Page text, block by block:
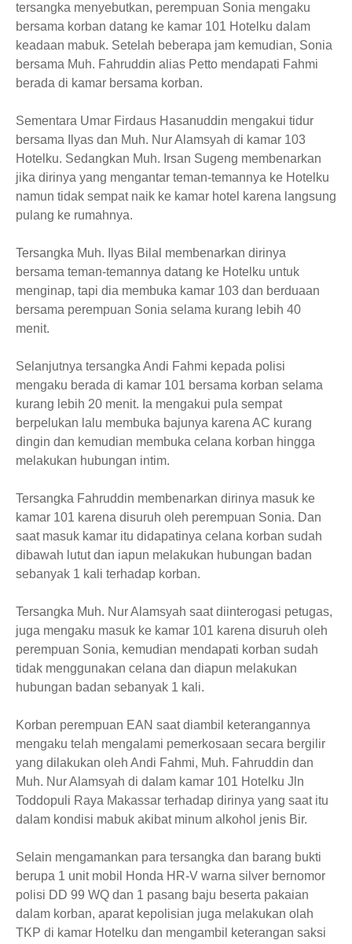
tersangka menyebutkan, perempuan Sonia mengaku
bersama korban datang ke kamar 101 Hotelku dalam
keadaan mabuk. Setelah beberapa jam kemudian, Sonia
bersama Muh. Fahruddin alias Petto mendapati Fahmi
berada di kamar bersama korban.
Sementara Umar Firdaus Hasanuddin mengakui tidur
bersama Ilyas dan Muh. Nur Alamsyah di kamar 103
Hotelku. Sedangkan Muh. Irsan Sugeng membenarkan
jika dirinya yang mengantar teman-temannya ke Hotelku
namun tidak sempat naik ke kamar hotel karena langsung
pulang ke rumahnya.
Tersangka Muh. Ilyas Bilal membenarkan dirinya
bersama teman-temannya datang ke Hotelku untuk
menginap, tapi dia membuka kamar 103 dan berduaan
bersama perempuan Sonia selama kurang lebih 40
menit.
Selanjutnya tersangka Andi Fahmi kepada polisi
mengaku berada di kamar 101 bersama korban selama
kurang lebih 20 menit. Ia mengakui pula sempat
berpelukan lalu membuka bajunya karena AC kurang
dingin dan kemudian membuka celana korban hingga
melakukan hubungan intim.
Tersangka Fahruddin membenarkan dirinya masuk ke
kamar 101 karena disuruh oleh perempuan Sonia. Dan
saat masuk kamar itu didapatinya celana korban sudah
dibawah lutut dan iapun melakukan hubungan badan
sebanyak 1 kali terhadap korban.
Tersangka Muh. Nur Alamsyah saat diinterogasi petugas,
juga mengaku masuk ke kamar 101 karena disuruh oleh
perempuan Sonia, kemudian mendapati korban sudah
tidak menggunakan celana dan diapun melakukan
hubungan badan sebanyak 1 kali.
Korban perempuan EAN saat diambil keterangannya
mengaku telah mengalami pemerkosaan secara bergilir
yang dilakukan oleh Andi Fahmi, Muh. Fahruddin dan
Muh. Nur Alamsyah di dalam kamar 101 Hotelku Jln
Toddopuli Raya Makassar terhadap dirinya yang saat itu
dalam kondisi mabuk akibat minum alkohol jenis Bir.
Selain mengamankan para tersangka dan barang bukti
berupa 1 unit mobil Honda HR-V warna silver bernomor
polisi DD 99 WQ dan 1 pasang baju beserta pakaian
dalam korban, aparat kepolisian juga melakukan olah
TKP di kamar Hotelku dan mengambil keterangan saksi